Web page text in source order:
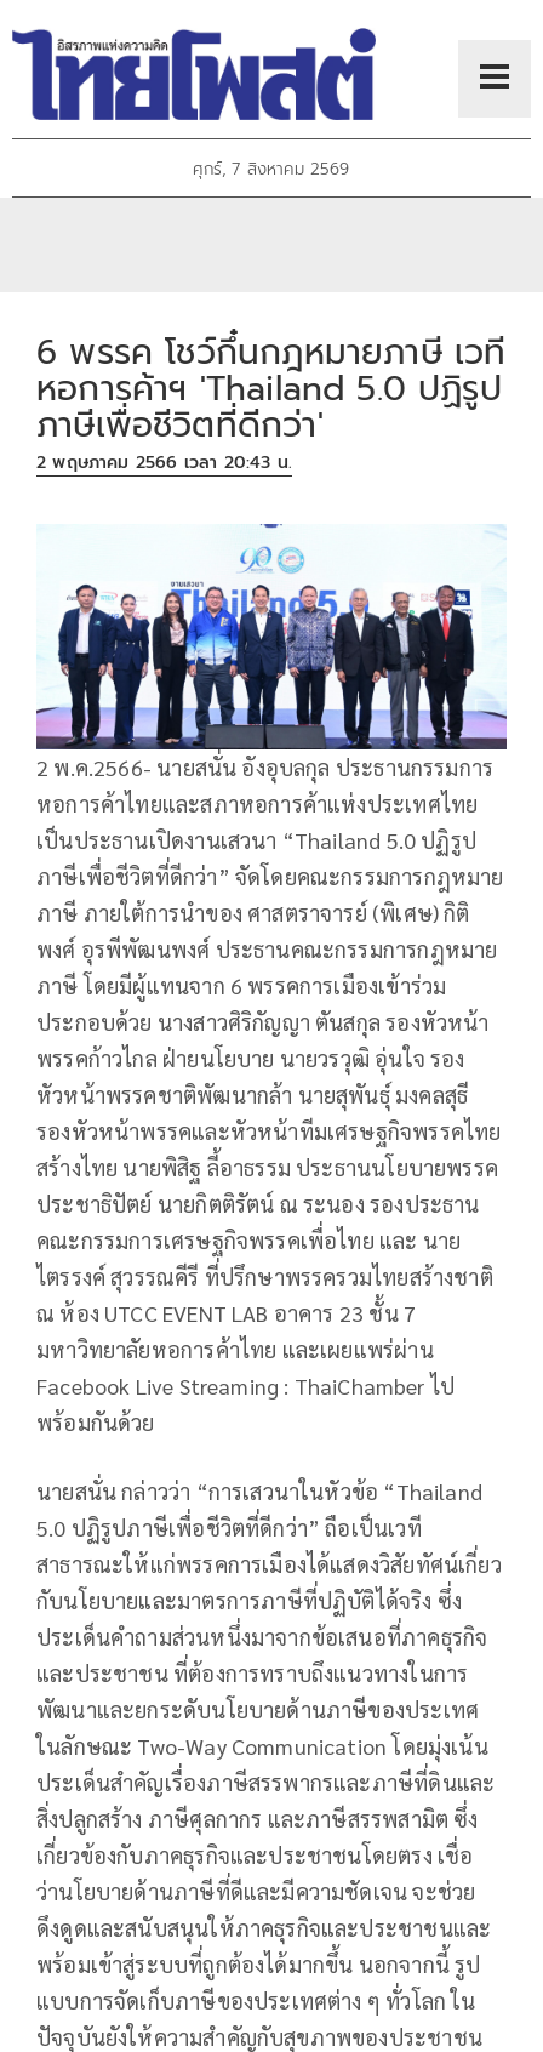
ศุกร์, 7 สิงหาคม 2569
6 พรรค โชว์กึ๋นกฎหมายภาษี เวที
หอการค้าฯ 'Thailand 5.0 ปฏิรูป
ภาษีเพื่อชีวิตที่ดีกว่า'
2 พฤษภาคม 2566 เวลา 20:43 น.
2 พ.ค.2566- นายสนั่น อังอุบลกุล ประธานกรรมการ
หอการค้าไทยและสภาหอการค้าแห่งประเทศไทย
เป็นประธานเปิดงานเสวนา “Thailand 5.0 ปฏิรูป
ภาษีเพื่อชีวิตที่ดีกว่า” จัดโดยคณะกรรมการกฎหมาย
ภาษี ภายใต้การนำของ ศาสตราจารย์ (พิเศษ) กิติ
พงศ์ อุรพีพัฒนพงศ์ ประธานคณะกรรมการกฎหมาย
ภาษี โดยมีผู้แทนจาก 6 พรรคการเมืองเข้าร่วม
ประกอบด้วย นางสาวศิริกัญญา ตันสกุล รองหัวหน้า
พรรคก้าวไกล ฝ่ายนโยบาย นายวรวุฒิ อุ่นใจ รอง
หัวหน้าพรรคชาติพัฒนากล้า นายสุพันธุ์ มงคลสุธี
รองหัวหน้าพรรคและหัวหน้าทีมเศรษฐกิจพรรคไทย
สร้างไทย นายพิสิฐ ลี้อาธรรม ประธานนโยบายพรรค
ประชาธิปัตย์ นายกิตติรัตน์ ณ ระนอง รองประธาน
คณะกรรมการเศรษฐกิจพรรคเพื่อไทย และ นาย
ไตรรงค์ สุวรรณคีรี ที่ปรึกษาพรรครวมไทยสร้างชาติ
ณ ห้อง UTCC EVENT LAB อาคาร 23 ชั้น 7
มหาวิทยาลัยหอการค้าไทย และเผยแพร่ผ่าน
Facebook Live Streaming : ThaiChamber ไป
พร้อมกันด้วย
นายสนั่น กล่าวว่า “การเสวนาในหัวข้อ “Thailand
5.0 ปฏิรูปภาษีเพื่อชีวิตที่ดีกว่า” ถือเป็นเวที
สาธารณะให้แก่พรรคการเมืองได้แสดงวิสัยทัศน์เกี่ยว
กับนโยบายและมาตรการภาษีที่ปฏิบัติได้จริง ซึ่ง
ประเด็นคำถามส่วนหนึ่งมาจากข้อเสนอที่ภาคธุรกิจ
และประชาชน ที่ต้องการทราบถึงแนวทางในการ
พัฒนาและยกระดับนโยบายด้านภาษีของประเทศ
ในลักษณะ Two-Way Communication โดยมุ่งเน้น
ประเด็นสำคัญเรื่องภาษีสรรพากรและภาษีที่ดินและ
สิ่งปลูกสร้าง ภาษีศุลกากร และภาษีสรรพสามิต ซึ่ง
เกี่ยวข้องกับภาคธุรกิจและประชาชนโดยตรง เชื่อ
ว่านโยบายด้านภาษีที่ดีและมีความชัดเจน จะช่วย
ดึงดูดและสนับสนุนให้ภาคธุรกิจและประชาชนและ
พร้อมเข้าสู่ระบบที่ถูกต้องได้มากขึ้น นอกจากนี้ รูป
แบบการจัดเก็บภาษีของประเทศต่าง ๆ ทั่วโลก ใน
ปัจจุบันยังให้ความสำคัญกับสุขภาพของประชาชน